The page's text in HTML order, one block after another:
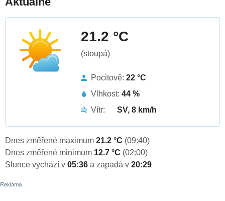
21.2 °C
(stoupá)
Pocitově: 22 °C
Vlhkost: 44 %
Vítr:
SV, 8 km/h
Dnes změřené maximum 21.2 °C (09:40)
Dnes změřené minimum 12.7 °C (02:00)
Slunce vychází v 05:36 a zapadá v 20:29